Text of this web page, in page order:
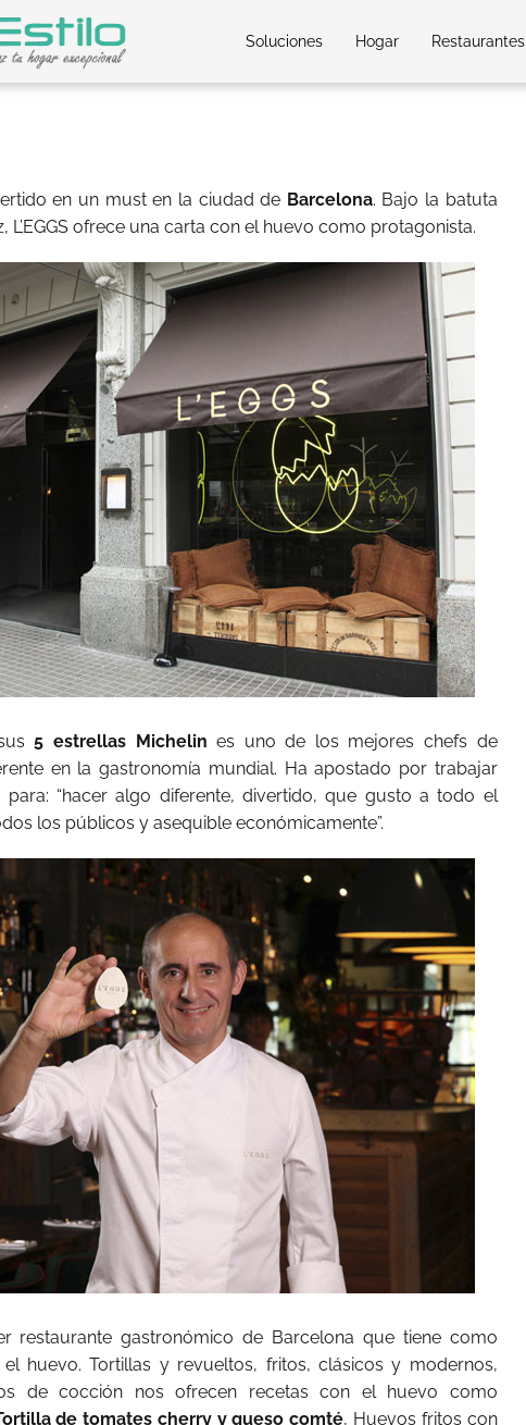
Soluciones Hogar Restaurantes
en un must en la ciudad de Barcelona. Bajo la batuta
L’EGGS ofrece una carta con el huevo como protagonista.
5 estrellas Michelin es uno de los mejores chefs de
en la gastronomía mundial. Ha apostado por trabajar
para: “hacer algo diferente, divertido, que gusto a todo el
los públicos y asequible económicamente”.
restaurante gastronómico de Barcelona que tiene como
huevo. Tortillas y revueltos, fritos, clásicos y modernos,
de cocción nos ofrecen recetas con el huevo como
de tomates cherry y queso comté, Huevos fritos con